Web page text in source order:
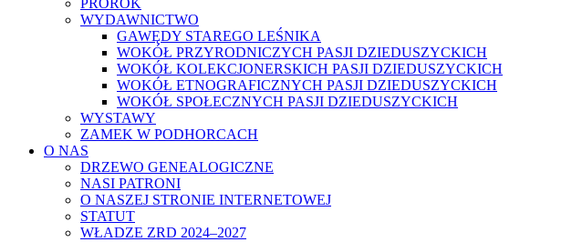
WYDAWNICTWO
GAWĘDY STAREGO LEŚNIKA
WOKÓŁ PRZYRODNICZYCH PASJI DZIEDUSZYCKICH
WOKÓŁ KOLEKCJONERSKICH PASJI DZIEDUSZYCKICH
WOKÓŁ ETNOGRAFICZNYCH PASJI DZIEDUSZYCKICH
WOKÓŁ SPOŁECZNYCH PASJI DZIEDUSZYCKICH
WYSTAWY
ZAMEK W PODHORCACH
O NAS
DRZEWO GENEALOGICZNE
NASI PATRONI
O NASZEJ STRONIE INTERNETOWEJ
STATUT
WŁADZE ZRD 2024–2027